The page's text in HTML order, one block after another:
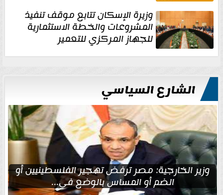
وزيرة الإسكان تتابع موقف تنفيذ
المشروعات والخطة الاستثمارية
للجهاز المركزي للتعمير
الشارع السياسي
وزير الخارجية: مصر ترفض تهجير الفلسطينيين أو
الضم أو المساس بالوضع في...